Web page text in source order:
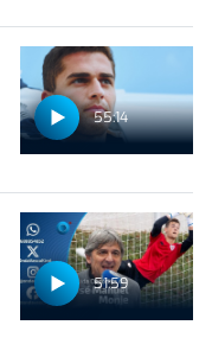
55:14
51:59